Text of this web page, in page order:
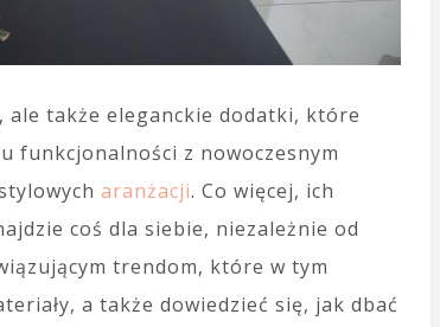
także eleganckie dodatki, które
funkcjonalności z nowoczesnym
aranżacji. Co więcej, ich
coś dla siebie, niezależnie od
trendom, które w tym
a także dowiedzieć się, jak dbać